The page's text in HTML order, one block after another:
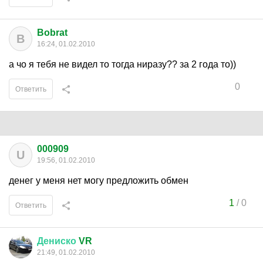
B Bobrat
16:24, 01.02.2010
а чо я тебя не видел то тогда ниразу?? за 2 года то))
0
Ответить
U 000909
19:56, 01.02.2010
денег у меня нет могу предложить обмен
1 /0
Ответить
Дениско VR
21:49, 01.02.2010